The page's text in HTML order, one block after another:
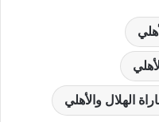
الهلال والأهلي